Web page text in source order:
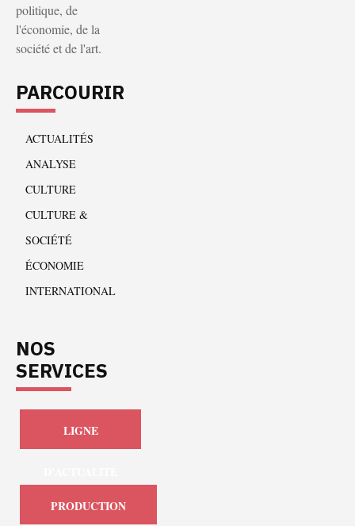
politique, de
l'économie, de la
société et de l'art.
PARCOURIR
ACTUALITÉS
ANALYSE
CULTURE
CULTURE &
SOCIÉTÉ
ÉCONOMIE
INTERNATIONAL
NOS
SERVICES
LIGNE
PRODUCTION